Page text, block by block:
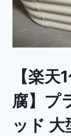
【楽
腐】プ
ッド 大